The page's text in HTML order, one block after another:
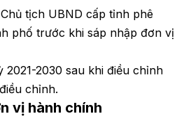
tịch UBND cấp tỉnh phê
phố trước khi sáp nhập đơn vị
2030 sau khi điều chỉnh
chỉnh.
vị hành chính